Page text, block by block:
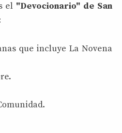
el "Devocionario" de San
que incluye La Novena